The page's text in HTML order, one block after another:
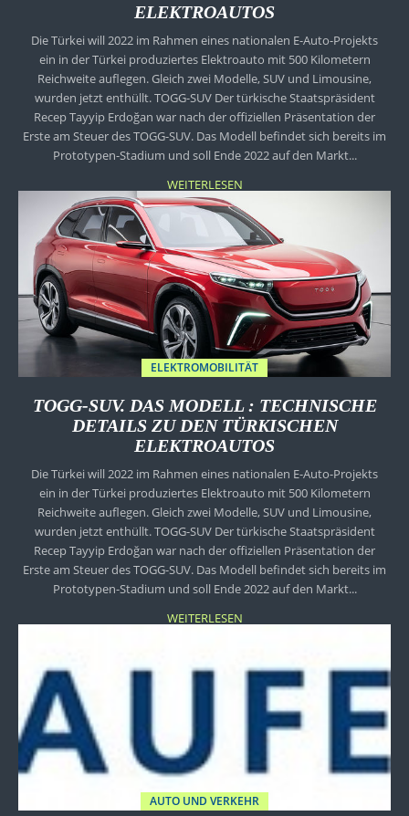
ELEKTROAUTOS
Die Türkei will 2022 im Rahmen eines nationalen E-Auto-Projekts
ein in der Türkei produziertes Elektroauto mit 500 Kilometern
Reichweite auflegen. Gleich zwei Modelle, SUV und Limousine,
wurden jetzt enthüllt. TOGG-SUV Der türkische Staatspräsident
Recep Tayyip Erdoğan war nach der offiziellen Präsentation der
Erste am Steuer des TOGG-SUV. Das Modell befindet sich bereits im
Prototypen-Stadium und soll Ende 2022 auf den Markt...
WEITERLESEN
ELEKTROMOBILITÄT
TOGG-SUV. DAS MODELL : TECHNISCHE
DETAILS ZU DEN TÜRKISCHEN
ELEKTROAUTOS
Die Türkei will 2022 im Rahmen eines nationalen E-Auto-Projekts
ein in der Türkei produziertes Elektroauto mit 500 Kilometern
Reichweite auflegen. Gleich zwei Modelle, SUV und Limousine,
wurden jetzt enthüllt. TOGG-SUV Der türkische Staatspräsident
Recep Tayyip Erdoğan war nach der offiziellen Präsentation der
Erste am Steuer des TOGG-SUV. Das Modell befindet sich bereits im
Prototypen-Stadium und soll Ende 2022 auf den Markt...
WEITERLESEN
AUTO UND VERKEHR